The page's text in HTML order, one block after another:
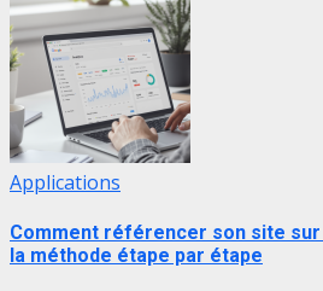
Applications
Comment référencer son site
la méthode étape par étape